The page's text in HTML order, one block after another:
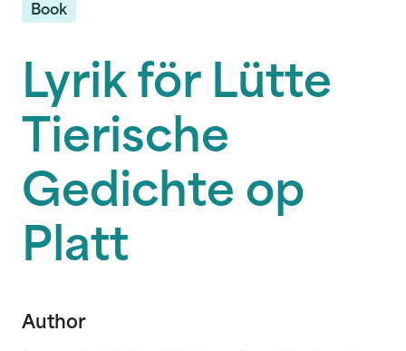
Book
Lyrik för Lütte
Tierische
Gedichte op
Platt
Author